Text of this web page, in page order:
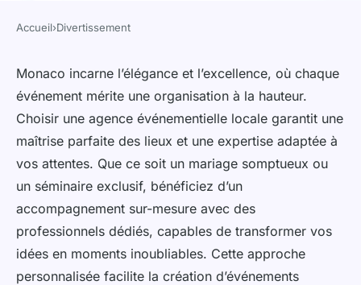
Organisez des événements
mémorables avec l'agence
événementielle à monaco
Eliott•6 octobre 2025• 7 min de lecture
Accueil›Divertissement
Monaco incarne l’élégance et l’excellence, où chaque
événement mérite une organisation à la hauteur.
Choisir une agence événementielle locale garantit une
maîtrise parfaite des lieux et une expertise adaptée à
vos attentes. Que ce soit un mariage somptueux ou
un séminaire exclusif, bénéficiez d’un
accompagnement sur-mesure avec des
professionnels dédiés, capables de transformer vos
idées en moments inoubliables. Cette approche
personnalisée facilite la création d’événements